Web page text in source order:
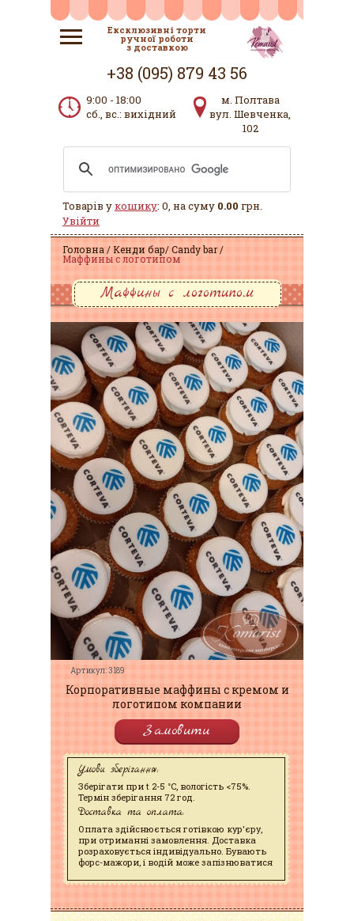
Ексклюзивні торти
ручної роботи
з доставкою
+38 (095) 879 43 56
9:00 - 18:00
сб., вс.: вихідний
м. Полтава
вул. Шевченка,
102
Товарів укошику: 0, на суму 0.00 грн.
Увійти
Головна Кенди бар/ Candy bar
Маффины с логотипом
Маффины с логотипом
Артикул: 3189
Корпоративные маффины с кремом и
логотипом компании
Замовити
Умови зберігання:
Зберігати при t 2-5 °C, вологість <75%.
Термін зберігання 72 год.
Доставка та оплата:
Оплата здійснюється готівкою кур'єру,
при отриманні замовлення. Доставка
розраховується індивідуально. Бувають
форс-мажори, і водій може запізнюватися